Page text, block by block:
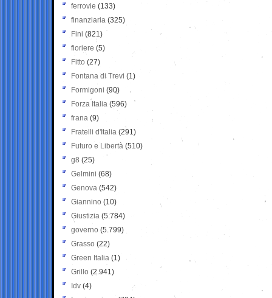
ferrovie (133)
finanziaria (325)
Fini (821)
fioriere (5)
Fitto (27)
Fontana di Trevi (1)
Formigoni (90)
Forza Italia (596)
frana (9)
Fratelli d'Italia (291)
Futuro e Libertà (510)
g8 (25)
Gelmini (68)
Genova (542)
Giannino (10)
Giustizia (5.784)
governo (5.799)
Grasso (22)
Green Italia (1)
Grillo (2.941)
Idv (4)